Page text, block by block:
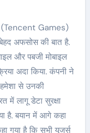
(Tencent Games)
अफसोस की बात है.
और पबजी मोबाइल
अदा किया. कंपनी ने
से उनकी
में लागू डेटा सुरक्षा
है. बयान में आगे कहा
गया है कि सभी यूजर्स